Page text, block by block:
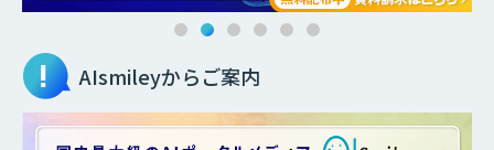
AIsmileyからご案内